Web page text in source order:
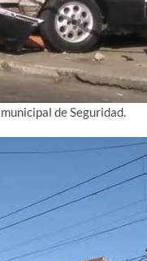
de Seguridad.